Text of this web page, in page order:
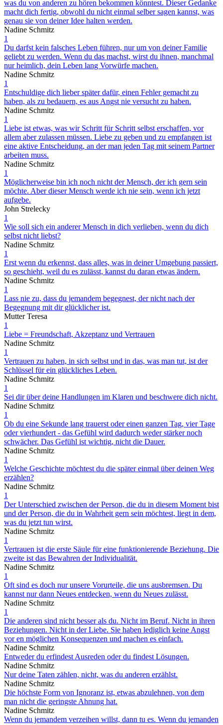
was du von anderen zu hören bekommen könntest. Dieser Gedanke
macht dich fertig, obwohl du nicht einmal selber sagen kannst, was
genau sie von deiner Idee halten werden.
Nadine Schmitz
1
Du darfst kein falsches Leben führen, nur um von deiner Familie
geliebt zu werden. Wenn du das machst, wirst du ihnen, manchmal
nur heimlich, dein Leben lang Vorwürfe machen.
Nadine Schmitz
1
Entschuldige dich lieber später dafür, einen Fehler gemacht zu
haben, als zu bedauern, es aus Angst nie versucht zu haben.
Nadine Schmitz
1
Liebe ist etwas, was wir Schritt für Schritt selbst erschaffen, vor
allem aber zulassen müssen. Liebe zu geben und zu empfangen ist
eine aktive Entscheidung, an der man jeden Tag mit seinem Partner
arbeiten muss.
Nadine Schmitz
1
Möglicherweise bin ich noch nicht der Mensch, der ich gern sein
möchte. Aber dieser Mensch werde ich nie sein, wenn ich jetzt
aufgebe.
John Strelecky
1
Wie soll sich ein anderer Mensch in dich verlieben, wenn du dich
selbst nicht liebst?
Nadine Schmitz
1
Erst wenn du erkennst, dass alles, was in deiner Umgebung passiert,
so geschieht, weil du es zulässt, kannst du daran etwas ändern.
Nadine Schmitz
1
Lass nie zu, dass du jemandem begegnest, der nicht nach der
Begegnung mit dir glücklicher ist.
Mutter Teresa
1
Liebe = Freundschaft, Akzeptanz und Vertrauen
Nadine Schmitz
1
Vertrauen zu haben, in sich selbst und in das, was man tut, ist der
Schlüssel für ein glückliches Leben.
Nadine Schmitz
1
Sei dir über deine Handlungen im Klaren und beschwere dich nicht.
Nadine Schmitz
1
Ob du eine Sekunde lang trauerst oder einen ganzen Tag, vier Tage
oder vierhundert - das Gefühl wird dadurch weder stärker noch
schwächer. Das Gefühl ist wichtig, nicht die Dauer.
Nadine Schmitz
1
Welche Geschichte möchtest du die später einmal über deinen Weg
erzählen?
Nadine Schmitz
1
Der Unterschied zwischen der Person, die du in diesem Moment bist
und der Person, die du in Wahrheit gern sein möchtest, liegt in dem,
was du jetzt tun wirst.
Nadine Schmitz
1
Vertrauen ist die erste Säule für eine funktionierende Beziehung. Die
zweite ist das Bewahren der Individualität.
Nadine Schmitz
1
Oft sind es doch nur unsere Vorurteile, die uns ausbremsen. Du
kannst nur dann Neues entdecken, wenn du Neues zulässt.
Nadine Schmitz
1
Die anderen sind nicht besser als du. Nicht im Beruf. Nicht in ihren
Beziehungen. Nicht in der Liebe. Sie haben lediglich keine Angst
vor en möglichen Konsequenzen und machen es einfach.
Nadine Schmitz
Entweder du erfindest Ausreden oder du findest Lösungen.
Nadine Schmitz
Nur deine Taten zählen, nicht, was du anderen erzählst.
Nadine Schmitz
Die höchste Form von Ignoranz ist, etwas abzulehnen, von dem
man nicht die geringste Ahnung hat.
Nadine Schmitz
Wenn du jemandem verzeihen willst, dann tu es. Wenn du jemanden